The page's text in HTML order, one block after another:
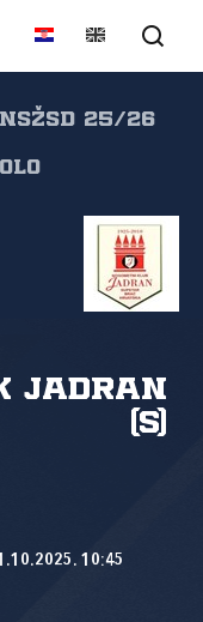
25/26
Jadran
(S)
10:45